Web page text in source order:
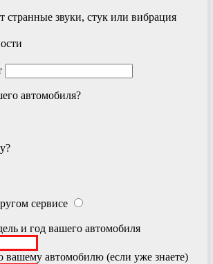
странные звуки, стук или вибрация
автомобиля?
сервисе
и год вашего автомобиля
автомобилю (если уже знаете)